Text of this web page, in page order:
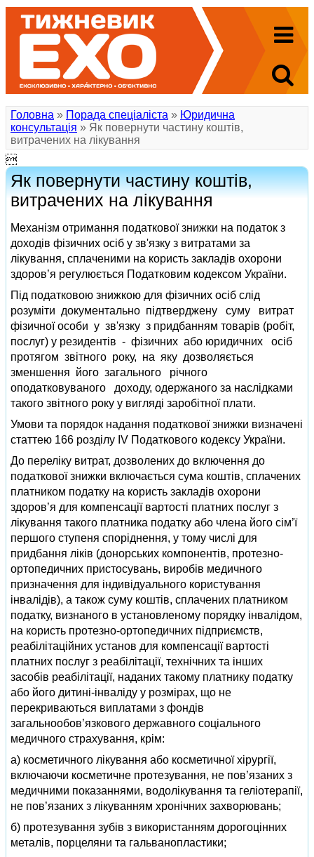
Головна » Порада спеціаліста » Юридична
консультація » Як повернути частину коштів,
витрачених на лікування

Як повернути частину коштів,
витрачених на лікування
Механізм отримання податкової знижки на податок з
доходів фізичних осіб у зв'язку з витратами за
лікування, сплаченими на користь закладів охорони
здоров’я регулюється Податковим кодексом України.
Під податковою знижкою для фізичних осіб слід
розуміти документально підтверджену суму витрат
фізичної особи у зв'язку з придбанням товарів (робіт,
послуг) у резидентів - фізичних або юридичних осіб
протягом звітного року, на яку дозволяється
зменшення його загального річного
оподатковуваного доходу, одержаного за наслідками
такого звітного року у вигляді заробітної плати.
Умови та порядок надання податкової знижки визначені
статтею 166 розділу IV Податкового кодексу України.
До переліку витрат, дозволених до включення до
податкової знижки включається сума коштів, сплачених
платником податку на користь закладів охорони
здоров’я для компенсації вартості платних послуг з
лікування такого платника податку або члена його сім’ї
першого ступеня споріднення, у тому числі для
придбання ліків (донорських компонентів, протезно-
ортопедичних пристосувань, виробів медичного
призначення для індивідуального користування
інвалідів), а також суму коштів, сплачених платником
податку, визнаного в установленому порядку інвалідом,
на користь протезно-ортопедичних підприємств,
реабілітаційних установ для компенсації вартості
платних послуг з реабілітації, технічних та інших
засобів реабілітації, наданих такому платнику податку
або його дитині-інваліду у розмірах, що не
перекриваються виплатами з фондів
загальнообов’язкового державного соціального
медичного страхування, крім:
а) косметичного лікування або косметичної хірургії,
включаючи косметичне протезування, не пов’язаних з
медичними показаннями, водолікування та геліотерапії,
не пов’язаних з лікуванням хронічних захворювань;
б) протезування зубів з використанням дорогоцінних
металів, порцеляни та гальванопластики;